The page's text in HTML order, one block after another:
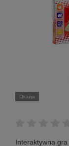
Okazja
Interaktywna